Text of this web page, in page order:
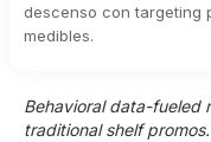
descenso con targeting
medibles.
Behavioral data-fueled
traditional shelf promos.